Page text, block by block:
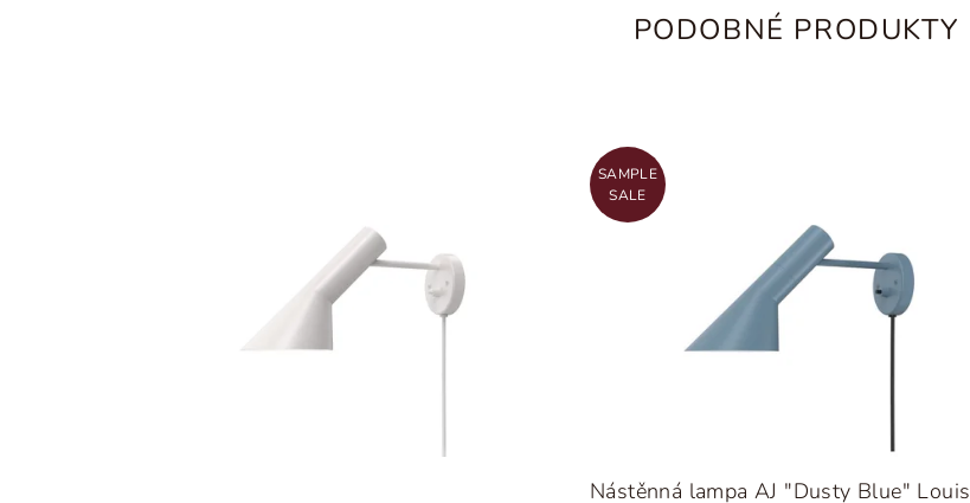
PODOBNÉ PRODUKTY
SAMPLE
SALE
Nástěnná lampa AJ "Dusty Blue" Louis